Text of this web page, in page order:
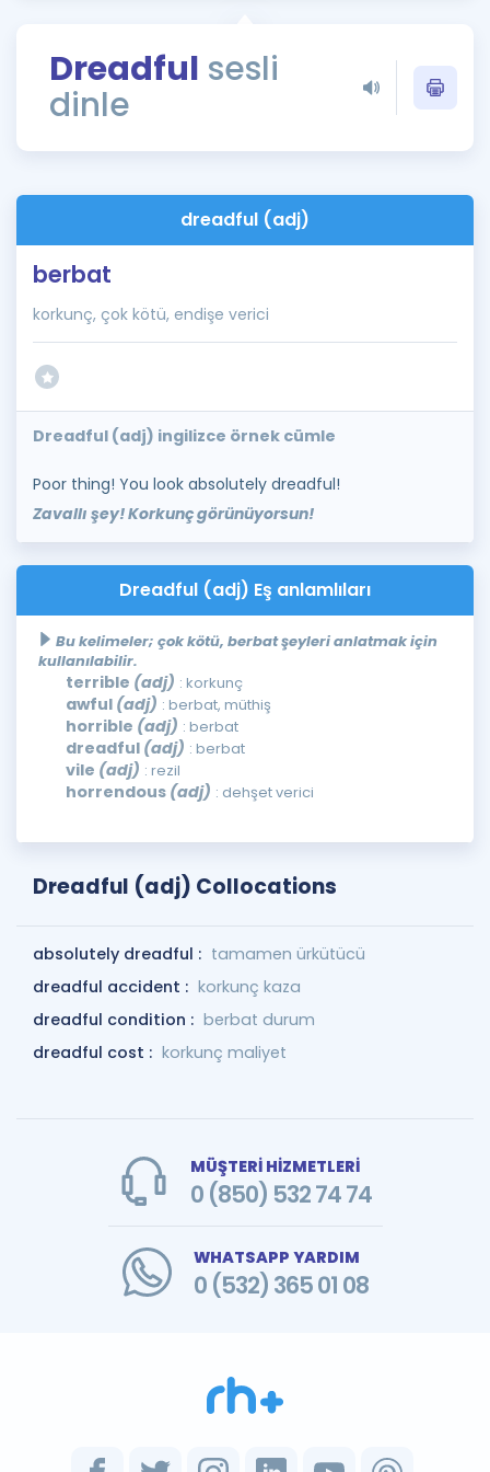
Rehberlik Aracı
ÖSYM Sınav Takvimi
İngilizce Gramer
Dreadful sesli
dinle
dreadful (adj)
berbat
korkunç, çok kötü, endişe verici
Dreadful (adj) ingilizce örnek cümle
Poor thing! You look absolutely dreadful!
Zavallı şey! Korkunç görünüyorsun!
Dreadful (adj) Eş anlamlıları
Bu kelimeler; çok kötü, berbat şeyleri anlatmak için
kullanılabilir.
terrible (adj) : korkunç
awful (adj) : berbat, müthiş
horrible (adj) : berbat
dreadful (adj) : berbat
vile (adj) : rezil
horrendous (adj) : dehşet verici
Dreadful (adj) Collocations
absolutely dreadful : tamamen ürkütücü
dreadful accident : korkunç kaza
dreadful condition : berbat durum
dreadful cost : korkunç maliyet
MÜŞTERİ HİZMETLERİ
0 (850) 532 74 74
WHATSAPP YARDIM
0 (532) 365 01 08